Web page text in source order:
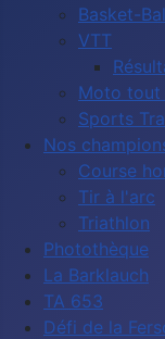
Basket-
VTT
Moto tout
Sports
Nos
Course
Tir à l'arc
Triathlon
Photothèque
La Barklauch
TA 653
Défi de la